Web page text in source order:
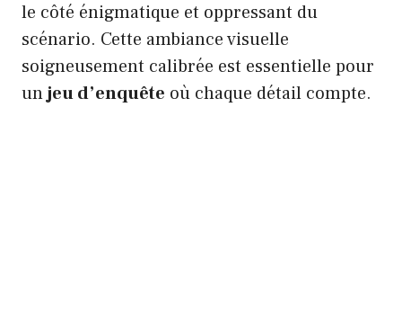
le côté énigmatique et oppressant du
scénario. Cette ambiance visuelle
soigneusement calibrée est essentielle pour
unjeu d’enquête où chaque détail compte.